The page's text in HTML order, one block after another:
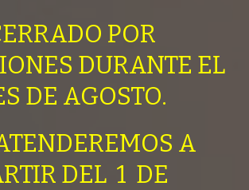
POR
DURANTE EL
DE AGOSTO.
A
DEL 1 DE